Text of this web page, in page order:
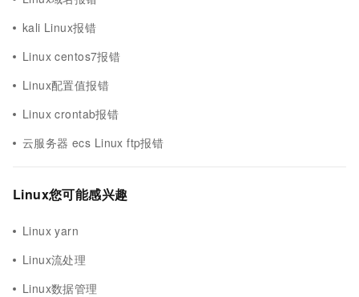
kali Linux报错
Linux centos7报错
Linux配置值报错
Linux crontab报错
云服务器 ecs Linux ftp报错
Linux您可能感兴趣
Linux yarn
Linux流处理
Linux数据管理